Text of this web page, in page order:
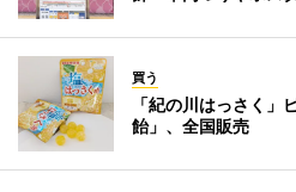
買う
「紀の川はっさく」
飴」、全国販売